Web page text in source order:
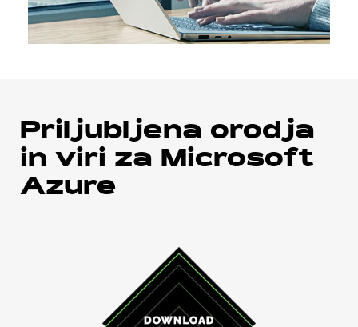
Priljubljena orodja
in viri za Microsoft
Azure